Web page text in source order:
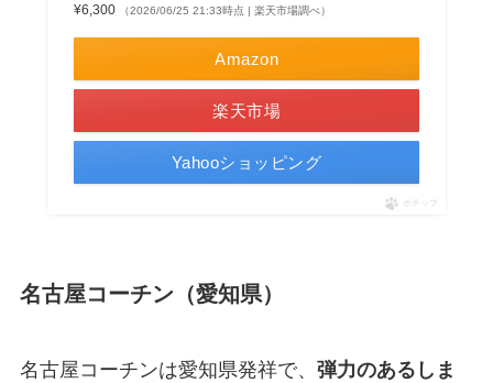
¥6,300
（2026/06/25 21:33時点 | 楽天市場調べ）
Amazon
楽天市場
Yahooショッピング
ポチップ
名古屋コーチン（愛知県）
名古屋コーチンは愛知県発祥で、 弾力のあるしま